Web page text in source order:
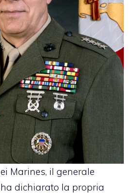
Marines, il generale
ha dichiarato la propria